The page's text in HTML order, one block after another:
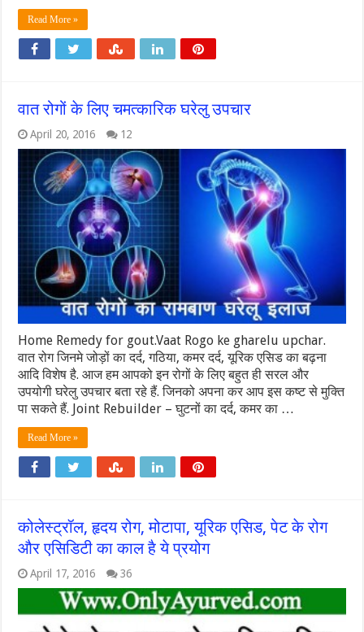
Read More »
वात रोगों के लिए चमत्कारिक घरेलु उपचार
April 20, 2016 12
Home Remedy for gout.Vaat Rogo ke gharelu upchar.
वात रोग जिनमे जोड़ों का दर्द, गठिया, कमर दर्द, यूरिक एसिड का बढ़ना
आदि विशेष है. आज हम आपको इन रोगों के लिए बहुत ही सरल और
उपयोगी घरेलु उपचार बता रहे हैं. जिनको अपना कर आप इस कष्ट से मुक्ति
पा सकते हैं. Joint Rebuilder – घुटनों का दर्द, कमर का …
Read More »
कोलेस्ट्रॉल, हृदय रोग, मोटापा, यूरिक एसिड, पेट के रोग
और एसिडिटी का काल है ये प्रयोग
April 17, 2016 36